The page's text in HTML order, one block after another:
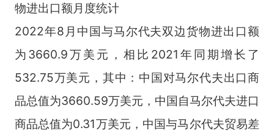
物进出口额月度统计
2022年8月中国与马尔代夫双边货物进出口额
为3660.9万美元，相比2021年同期增长了
532.75万美元，其中：中国对马尔代夫出口商
品总值为3660.59万美元，中国自马尔代夫进口
商品总值为0.31万美元，中国与马尔代夫贸易差